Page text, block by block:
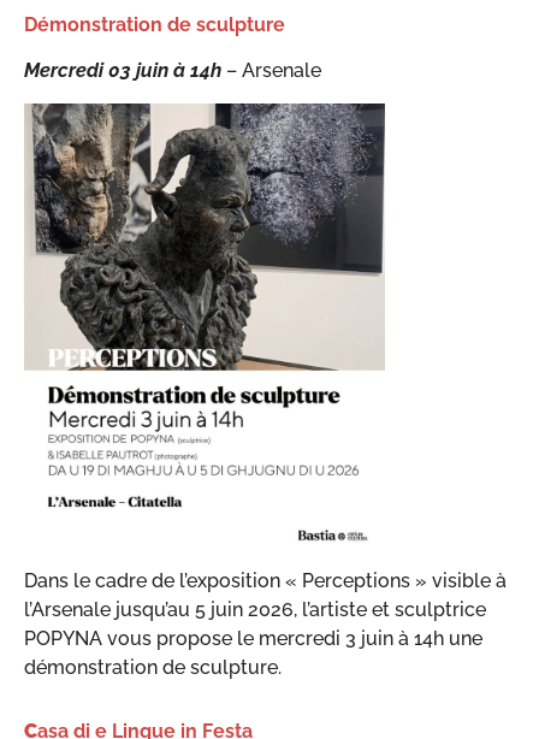
Démonstration de sculpture
Mercredi 03 juin à 14h – Arsenale
Dans le cadre de l’exposition « Perceptions » visible à
l’Arsenale jusqu’au 5 juin 2026, l’artiste et sculptrice
POPYNA vous propose le mercredi 3 juin à 14h une
démonstration de sculpture.
Casa di e Lingue in Festa